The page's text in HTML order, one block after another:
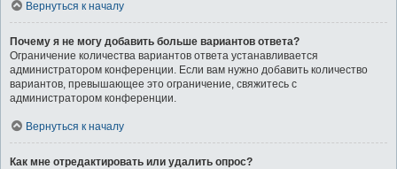
Вернуться к началу
Почему я не могу добавить больше вариантов ответа?
Ограничение количества вариантов ответа устанавливается
администратором конференции. Если вам нужно добавить количество
вариантов, превышающее это ограничение, свяжитесь с
администратором конференции.
Вернуться к началу
Как мне отредактировать или удалить опрос?